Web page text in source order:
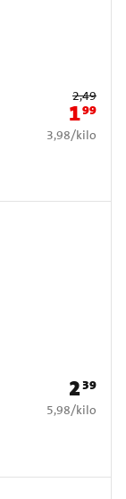
Oude prijs: €
2,49
Nieuwe
199
€ 3,98 per kilo
3,98/kilo
Prijs: €
239
€ 5,98 per kilo
5,98/kilo